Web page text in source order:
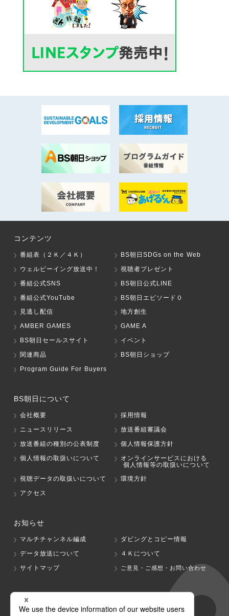
コンテンツ
番組表（２Ｋ／４Ｋ）
BS朝日SDGs on the Web
ウェルビーイング放送中！
視聴者プレゼント
番組公式SNS
BS朝日公式LINE
番組公式YouTube
BS朝日エピソード０
見逃し配信
地方創生
AMBER GAMES
GAME A
BS朝日セールスサイト
イベント
関連商品
BS朝日ショップ
Program Guide For Buyers
BS朝日について
会社概要
採用情報
ニュースリリース
放送番組審議会
放送番組の種別の公表制度
個人情報保護方針
個人情報の取扱いについて
オンラインサービスにおける
個人情報等の取扱いについて
視聴データの取扱いについて
環境方針
アクセス
お知らせ
マルチチャンネル編成
ダビングとコピー情報
データ放送について
４Ｋについて
サイトマップ
ご意見・ご感想・お問い合わせ
グループ会社
テレビ朝日 テレ朝チャンネル